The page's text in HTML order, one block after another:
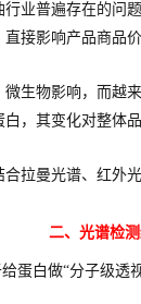
业普遍存在的问
接影响产品商品价
生物影响，而越来
，其变化对整体
拉曼光谱、红外
二、光谱检
蛋白做“分子级透